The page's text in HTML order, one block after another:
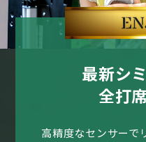
最新シ
全打
高精度なセンサーで